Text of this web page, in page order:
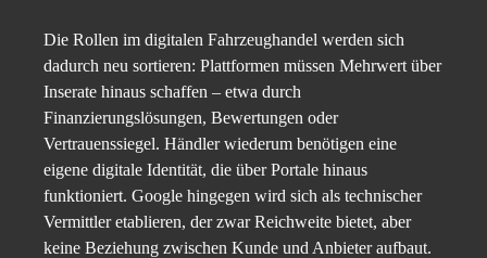
Die Rollen im digitalen Fahrzeughandel werden sich
dadurch neu sortieren: Plattformen müssen Mehrwert über
Inserate hinaus schaffen – etwa durch
Finanzierungslösungen, Bewertungen oder
Vertrauenssiegel. Händler wiederum benötigen eine
eigene digitale Identität, die über Portale hinaus
funktioniert. Google hingegen wird sich als technischer
Vermittler etablieren, der zwar Reichweite bietet, aber
keine Beziehung zwischen Kunde und Anbieter aufbaut.